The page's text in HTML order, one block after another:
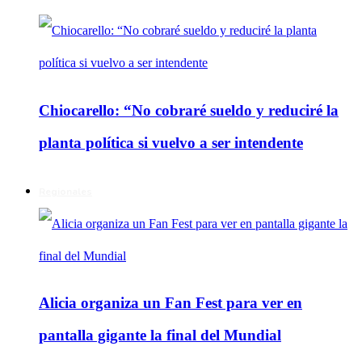
Chiocarello: “No cobraré sueldo y reduciré la
planta política si vuelvo a ser intendente
Alicia organiza un Fan Fest para ver en
pantalla gigante la final del Mundial